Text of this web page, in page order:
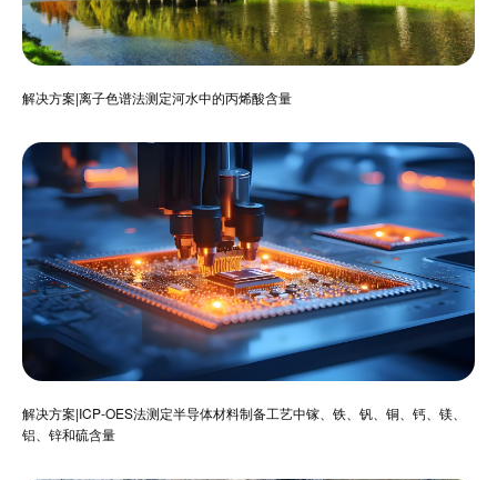
解决方案|离子色谱法测定河水中的丙烯酸含量
解决方案|ICP-OES法测定半导体材料制备工艺中镓、铁、钒、铜、钙、镁、
铝、锌和硫含量